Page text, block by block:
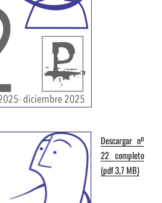
Descargar nº
22 completo
(pdf 3,7 MB)